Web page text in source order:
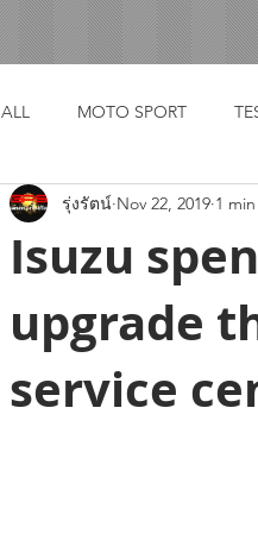
ALL MOTO SPORT
TRIP
Isuzu
upgrade
service
รุ่งรัตน์ Nov 22, 2019 1